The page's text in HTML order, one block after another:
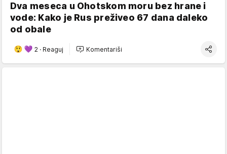
Dva meseca u Ohotskom moru bez hrane i
vode: Kako je Rus preživeo 67 dana daleko
od obale
2 · Reaguj Komentariši